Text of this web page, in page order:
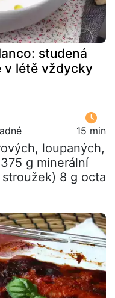
studená
v létě vždycky
15 min
loupaných,
g minerální
8 g octa